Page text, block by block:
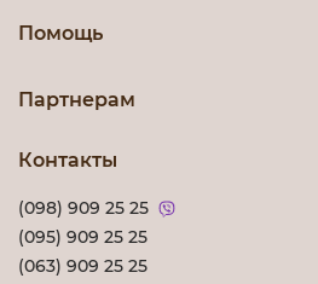
Помощь
Партнерам
Контакты
(098) 909 25 25
(095) 909 25 25
(063) 909 25 25